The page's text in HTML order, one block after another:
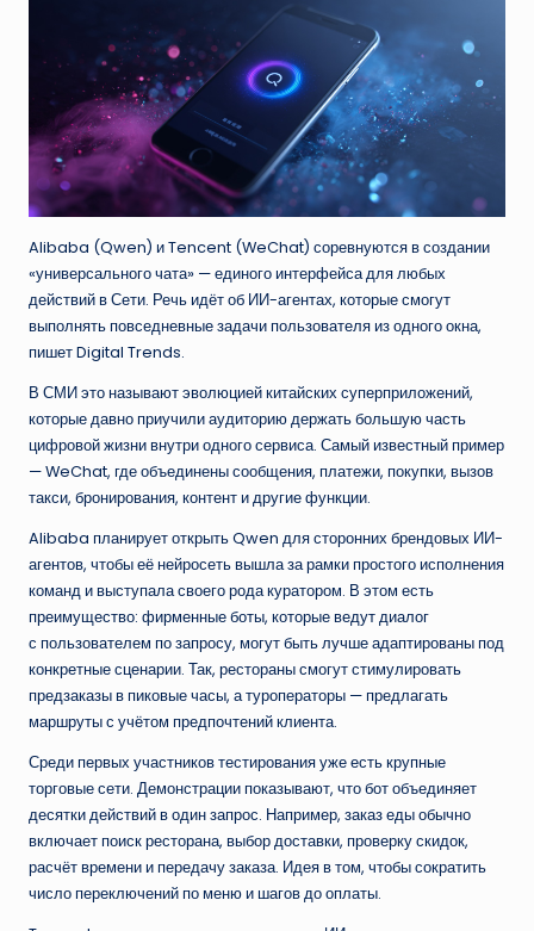
Alibaba (Qwen) и Tencent (WeChat) соревнуются в создании
«универсального чата» — единого интерфейса для любых
действий в Сети. Речь идёт об ИИ-агентах, которые смогут
выполнять повседневные задачи пользователя из одного окна,
пишет Digital Trends.
В СМИ это называют эволюцией китайских суперприложений,
которые давно приучили аудиторию держать большую часть
цифровой жизни внутри одного сервиса. Самый известный пример
— WeChat, где объединены сообщения, платежи, покупки, вызов
такси, бронирования, контент и другие функции.
Alibaba планирует открыть Qwen для сторонних брендовых ИИ-
агентов, чтобы её нейросеть вышла за рамки простого исполнения
команд и выступала своего рода куратором. В этом есть
преимущество: фирменные боты, которые ведут диалог
с пользователем по запросу, могут быть лучше адаптированы под
конкретные сценарии. Так, рестораны смогут стимулировать
предзаказы в пиковые часы, а туроператоры — предлагать
маршруты с учётом предпочтений клиента.
Среди первых участников тестирования уже есть крупные
торговые сети. Демонстрации показывают, что бот объединяет
десятки действий в один запрос. Например, заказ еды обычно
включает поиск ресторана, выбор доставки, проверку скидок,
расчёт времени и передачу заказа. Идея в том, чтобы сократить
число переключений по меню и шагов до оплаты.